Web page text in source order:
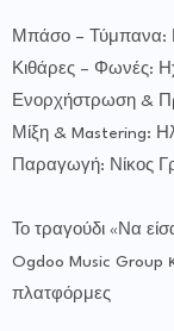
Μπάσο – Τύμπανα:
Κιθάρες – Φωνές:
Ενορχήστρωση &
Μίξη & Mastering:
Παραγωγή: Νίκος
Το τραγούδι «Να
Ogdoo Music Group
πλατφόρμες